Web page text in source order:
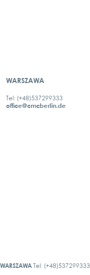
WARSZAWA
Tel: (+48)537299333
office@cmcberlin.de
WARSZAWATel: (+48)537299333